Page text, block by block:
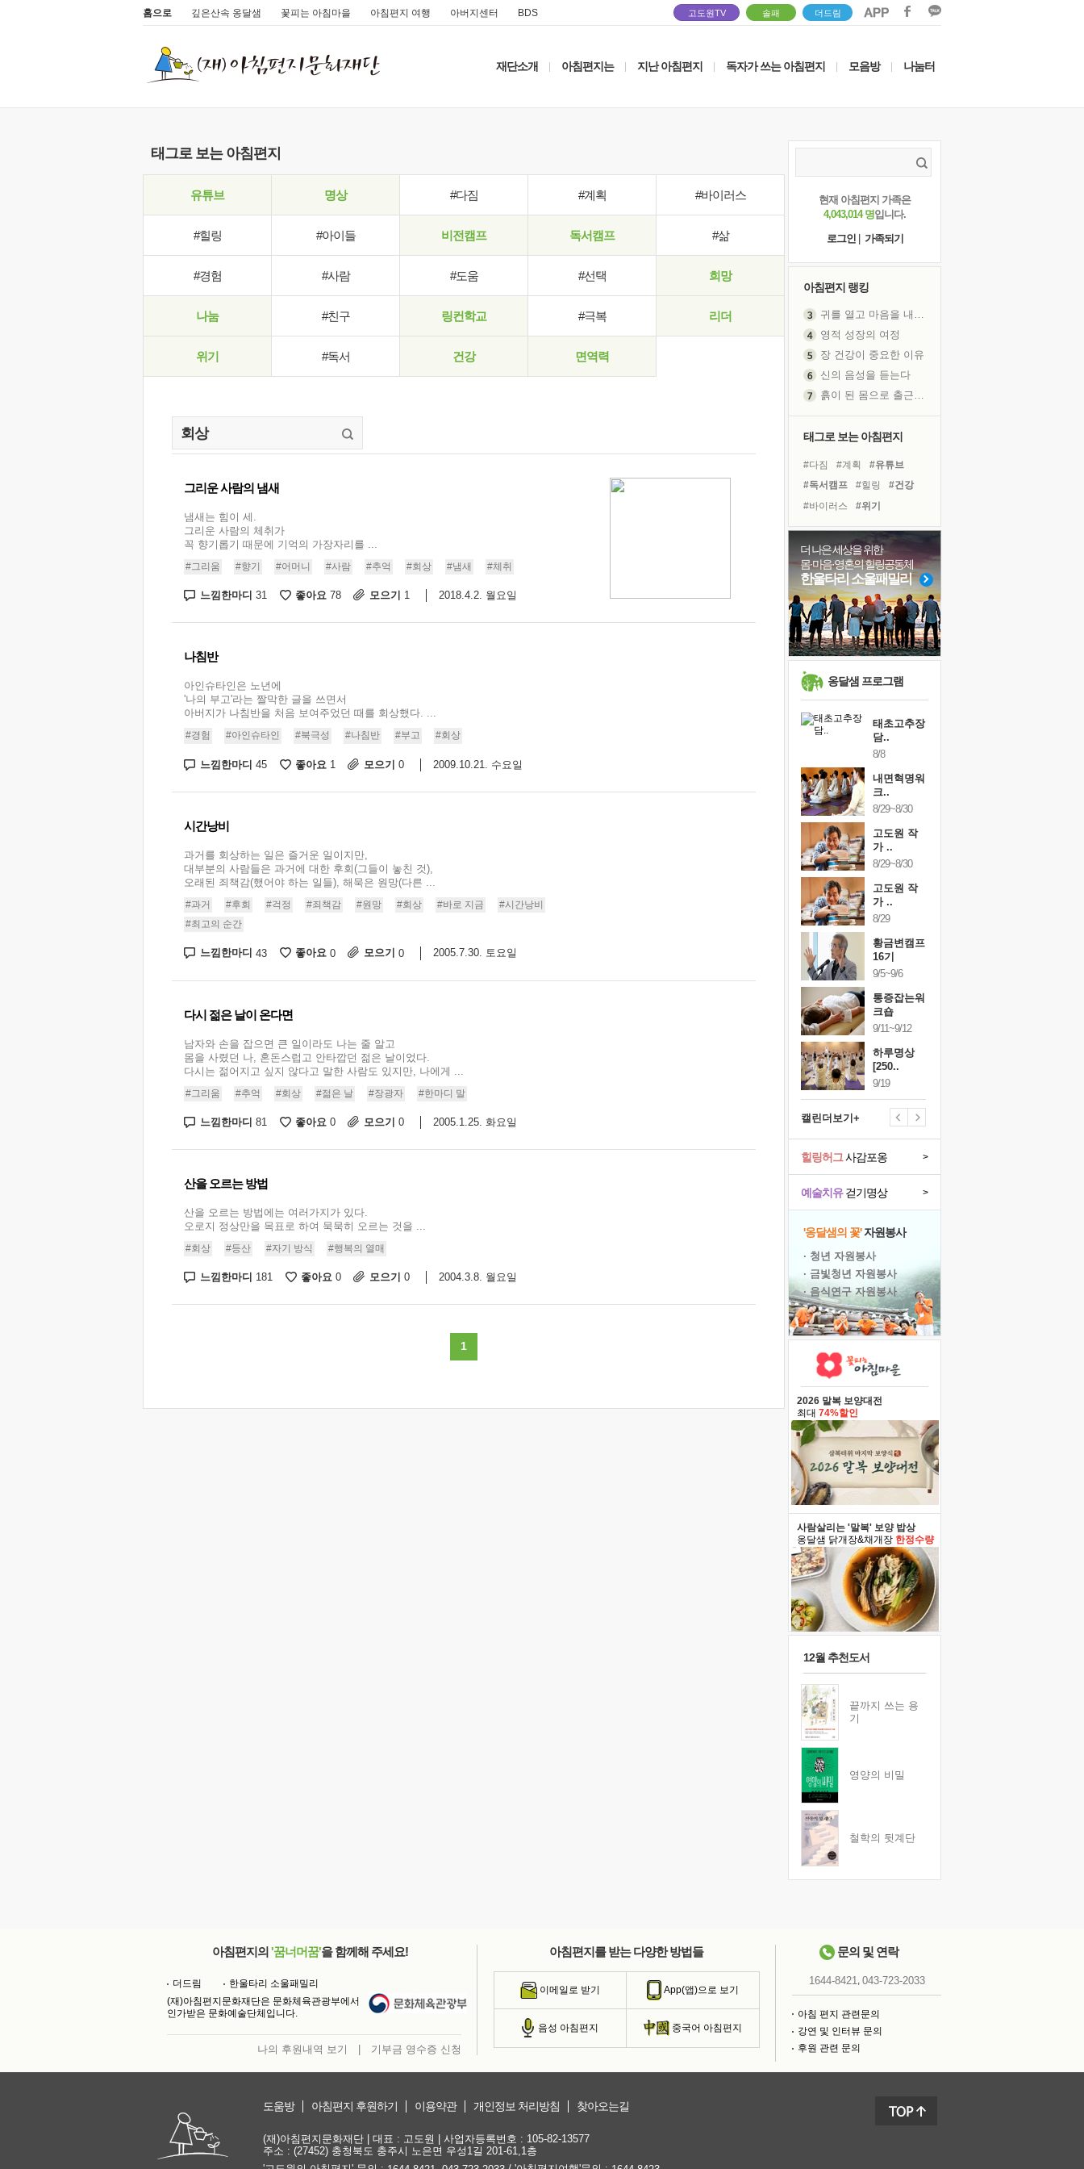
홈으로 깊은산속 옹달샘 꽃피는 아침마을 아침편지 여행 아버지센터 BDS 고도원TV 솔패 더드림
재단소개 아침편지는 지난 아침편지 독자가 쓰는 아침편지 모음방 나눔터
태그로 보는 아침편지
유튜브 명상 #다짐 #계획 #바이러스
#힐링 #아이들 비전캠프 독서캠프 #삶
#경험 #사람 #도움 #선택 희망
나눔 #친구 링컨학교 #극복 리더
위기 #독서 건강 면역력
그리운 사람의 냄새
냄새는 힘이 세.
그리운 사람의 체취가
꼭 향기롭기 때문에 기억의 가장자리를 ...
#그리움 #향기 #어머니 #사람 #추억 #회상 #냄새 #체취
느낌한마디 31 좋아요 78 모으기 1 2018.4.2. 월요일
나침반
아인슈타인은 노년에
'나의 부고'라는 짤막한 글을 쓰면서
아버지가 나침반을 처음 보여주었던 때를 회상했다. ...
#경험 #아인슈타인 #북극성 #나침반 #부고 #회상
느낌한마디 45 좋아요 1 모으기 0 2009.10.21. 수요일
시간낭비
과거를 회상하는 일은 즐거운 일이지만,
대부분의 사람들은 과거에 대한 후회(그들이 놓친 것),
오래된 죄책감(했어야 하는 일들), 해묵은 원망(다른 ...
#과거 #후회 #걱정 #죄책감 #원망 #회상 #바로 지금
#시간낭비
#최고의 순간
느낌한마디 43 좋아요 0 모으기 0 2005.7.30. 토요일
다시 젊은 날이 온다면
남자와 손을 잡으면 큰 일이라도 나는 줄 알고
몸을 사렸던 나, 혼돈스럽고 안타깝던 젊은 날이었다.
다시는 젊어지고 싶지 않다고 말한 사람도 있지만, 나에게 ...
#그리움 #추억 #회상 #젊은 날 #장광자 #한마디 말
느낌한마디 81 좋아요 0 모으기 0 2005.1.25. 화요일
산을 오르는 방법
산을 오르는 방법에는 여러가지가 있다.
오로지 정상만을 목표로 하여 묵묵히 오르는 것을 ...
#회상 #등산 #자기 방식 #행복의 열매
느낌한마디 181 좋아요 0 모으기 0 2004.3.8. 월요일
1
현재 아침편지 가족은
4,043,014 명입니다.
로그인
가족되기
아침편지 랭킹
귀를 열고 마음을 내어주고
영적 성장의 여정
장 건강이 중요한 이유
신의 음성을 듣는다
흙이 된 몸으로 출근하는 여자
졸업식 사진을 보며
극심한 변비, 어깨결림, 수면 장애
아픈 아버지를 위한 공간 설계
슬럼프
보고 싶은 어머니
유년 시절의 부산 영도 바다
못된 꼰대들
희망이란
'모른다'는 것
태그로 보는 아침편지
#다짐 #계획
#유튜브
#독서캠프
#힐링
#건강
#바이러스
#위기
#선택
#사람
#명상
#나눔
#극복
#면역력
#삶
#리더
#링컨학교
#희망
#경험
#독서
#아이들
더 나은 세상을 위한
몸·마음·영혼의 힐링공동체
한울타리 소울패밀리
옹달샘 프로그램
스..
태초고추장
담..
8/8
내면혁명워
크..
8/29~8/30
고도원 작
가 ..
8/29~8/30
고도원 작
가 ..
8/29
황금변캠프
16기
9/5~9/6
통증잡는워
크숍
9/11~9/12
하루명상
[250..
9/19
캘린더보기+
예술치유걷기명상 >
힐링허그사감포옹 >
'옹달샘의 꽃'자원봉사
· 청년 자원봉사
· 금빛청년 자원봉사
· 음식연구 자원봉사
2026 말복 보양대전
최대 74%할인
사람살리는 '말복' 보양 밥상
옹달샘 닭개장&채개장 한정수량
12월 추천도서
끝까지 쓰는 용
기
영양의 비밀
철학의 뒷계단
아침편지의 '꿈너머꿈'을 함께해 주세요!
더드림
한울타리 소울패밀리
(재)아침편지문화재단은 문화체육관광부에서
인가받은 문화예술단체입니다.
나의 후원내역 보기 기부금 영수증 신청
아침편지를 받는 다양한 방법들
이메일로 받기 App(앱)으로 보기
음성 아침편지 중국어 아침편지
문의 및 연락
1644-8421, 043-723-2033
아침 편지 관련문의
강연 및 인터뷰 문의
후원 관련 문의
도움방 아침편지 후원하기 이용약관 개인정보 처리방침 찾아오는길
(재)아침편지문화재단 | 대표 : 고도원 | 사업자등록번호 : 105-82-13577
주소 : (27452) 충청북도 충주시 노은면 우성1길 201-61,1층